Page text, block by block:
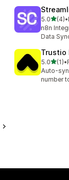
5.0滿分 5
(4)
共有 4 則•
n8n
Data
Trustio
5.0滿分 5
(1)
共有 1 則•
Auto-
number